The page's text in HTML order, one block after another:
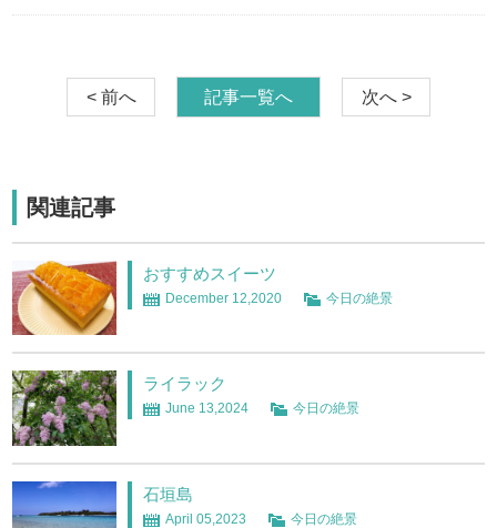
< 前へ 記事一覧へ 次へ >
関連記事
おすすめスイーツ
December 12,2020 今日の絶景
ライラック
June 13,2024 今日の絶景
石垣島
April 05,2023 今日の絶景